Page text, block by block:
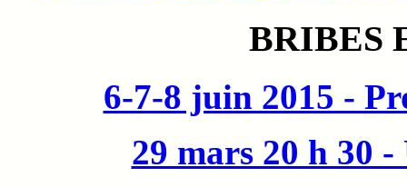
BRIBES
6-7-8 juin 2015 -
29 mars 20 h 30